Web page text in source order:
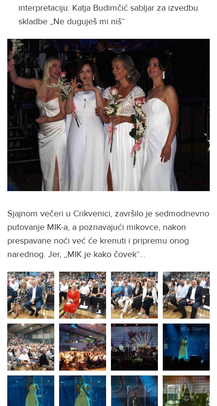
interpretaciju: Katja Budimčić sabljar za izvedbu
skladbe „Ne duguješ mi niš“
Sjajnom večeri u Crikvenici, završilo je sedmodnevno
putovanje MIK-a, a poznavajući mikovce, nakon
prespavane noći već će krenuti i pripremu onog
narednog. Jer, „MIK je kako čovek“…